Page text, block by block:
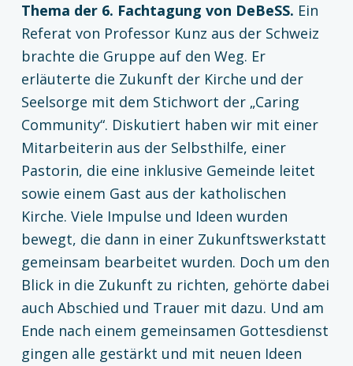
Thema der 6. Fachtagung von DeBeSS. Ein
Referat von Professor Kunz aus der Schweiz
brachte die Gruppe auf den Weg. Er
erläuterte die Zukunft der Kirche und der
Seelsorge mit dem Stichwort der „Caring
Community“. Diskutiert haben wir mit einer
Mitarbeiterin aus der Selbsthilfe, einer
Pastorin, die eine inklusive Gemeinde leitet
sowie einem Gast aus der katholischen
Kirche. Viele Impulse und Ideen wurden
bewegt, die dann in einer Zukunftswerkstatt
gemeinsam bearbeitet wurden. Doch um den
Blick in die Zukunft zu richten, gehörte dabei
auch Abschied und Trauer mit dazu. Und am
Ende nach einem gemeinsamen Gottesdienst
gingen alle gestärkt und mit neuen Ideen